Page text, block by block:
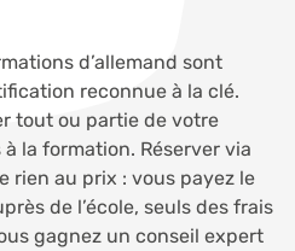
d’allemand sont
reconnue à la clé.
tout ou partie de votre
la formation. Réserver via
rien au prix : vous payez le
de l’école, seuls des frais
gagnez un conseil expert